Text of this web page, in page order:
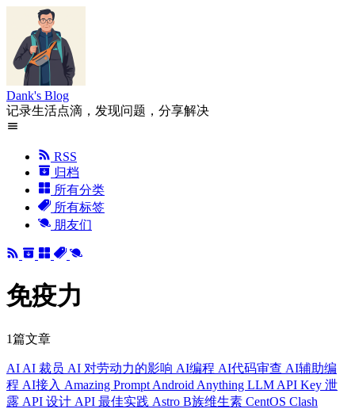
Dank's Blog
记录生活点滴，发现问题，分享解决
RSS
归档
所有分类
所有标签
朋友们
免疫力
1篇文章
AI AI 裁员 AI 对劳动力的影响 AI编程 AI代码审查 AI辅助编
程 AI接入 Amazing Prompt Android Anything LLM API Key 泄
露 API 设计 API 最佳实践 Astro B族维生素 CentOS Clash